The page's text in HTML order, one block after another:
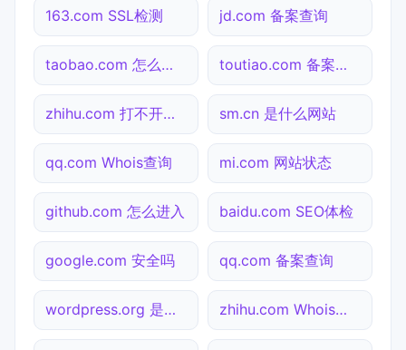
163.com SSL检测 jd.com 备案查询
taobao.com 怎么进入 toutiao.com 备案查询
zhihu.com 打不开检测 sm.cn 是什么网站
qq.com Whois查询 mi.com 网站状态
github.com 怎么进入 baidu.com SEO体检
google.com 安全吗 qq.com 备案查询
wordpress.org 是什么网站 zhihu.com Whois查询